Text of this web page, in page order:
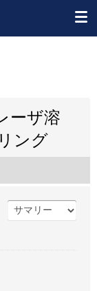
ーザ溶
ング